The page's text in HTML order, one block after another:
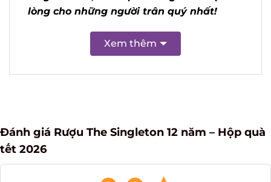
mang đến sự hài lòng cho những người
Xem thêm
Đánh giá Rượu The Singleton 12 năm – Hộp
quà tết 2026